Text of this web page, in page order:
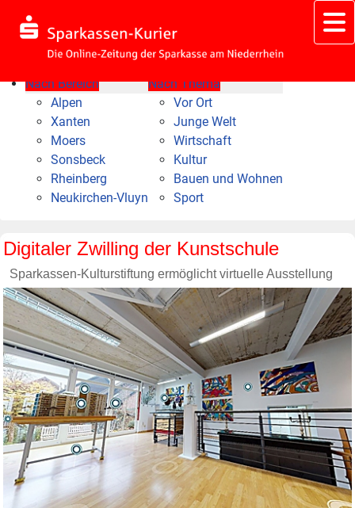
Nach Bereich
Alpen
Xanten
Moers
Sonsbeck
Rheinberg
Neukirchen-Vluyn
Nach Thema
Vor Ort
Junge Welt
Wirtschaft
Kultur
Bauen und Wohnen
Sport
Digitaler Zwilling der Kunstschule
Sparkassen-Kulturstiftung ermöglicht virtuelle Ausstellung